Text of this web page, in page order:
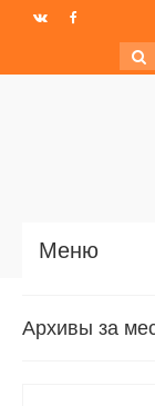
Меню
Архивы за